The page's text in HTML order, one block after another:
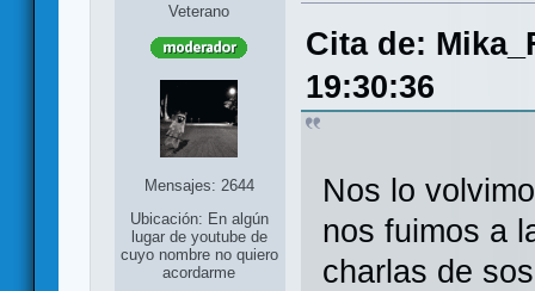
Veterano
Mensajes: 2644
Ubicación: En algún
lugar de youtube de
cuyo nombre no quiero
acordarme
Cita de:
19:30:36
Nos lo
nos fuimos a
charlas de